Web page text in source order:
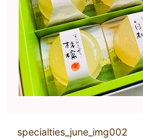
specialties_june_img002